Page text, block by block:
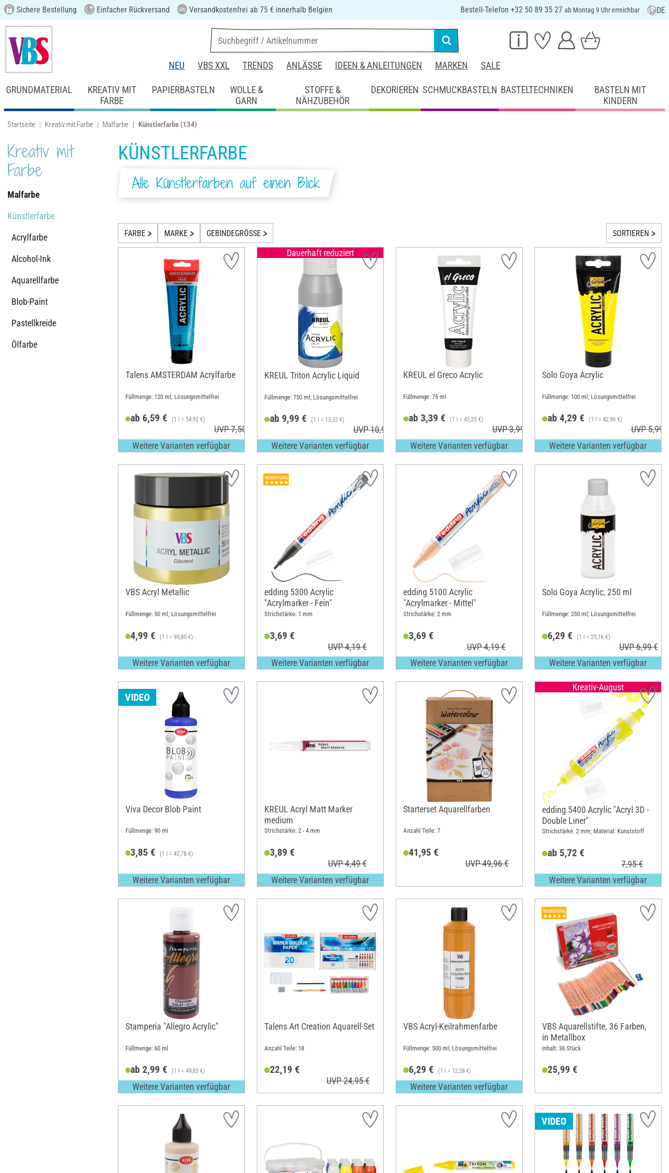
Sichere Bestellung Einfacher Rückversand Versandkostenfrei ab 75 € innerhalb Belgien Bestell-Telefon +32 50 89 35 27 ab Montag 9 Uhr erreichbar DE
NEU VBS XXL TRENDS ANLÄSSE IDEEN & ANLEITUNGEN MARKEN SALE
GRUNDMATERIAL
KREATIV MIT
FARBE
PAPIERBASTELN
WOLLE &
GARN
STOFFE &
NÄHZUBEHÖR
DEKORIEREN SCHMUCKBASTELN BASTELTECHNIKEN
BASTELN MIT
KINDERN
Startseite Kreativ mit Farbe Malfarbe Künstlerfarbe (134)
Kreativ mit
Farbe
Malfarbe
Künstlerfarbe
Acrylfarbe
Alcohol-Ink
Aquarellfarbe
Blob-Paint
Pastellkreide
Ölfarbe
KÜNSTLERFARBE
Alle Künstlerfarben auf einen Blick
FARBE MARKE GEBINDEGRÖSSE SORTIEREN
Talens AMSTERDAM Acrylfarbe
Füllmenge: 120 ml; Lösungsmittelfrei
ab 6,59 € (1 l = 54,92 €)
UVP 7,50 €
Weitere Varianten verfügbar
Dauerhaft reduziert
KREUL Triton Acrylic Liquid
Füllmenge: 750 ml; Lösungsmittelfrei
ab 9,99 € (1 l = 13,32 €)
UVP 10,99 €
Weitere Varianten verfügbar
KREUL el Greco Acrylic
Füllmenge: 75 ml
ab 3,39 € (1 l = 45,20 €)
UVP 3,99 €
Weitere Varianten verfügbar
Solo Goya Acrylic
Füllmenge: 100 ml; Lösungsmittelfrei
ab 4,29 € (1 l = 42,90 €)
UVP 5,99
Weitere Varianten verfügbar
VBS Acryl Metallic
Füllmenge: 50 ml; Lösungsmittelfrei
4,99 € (1 l = 99,80 €)
Weitere Varianten verfügbar
edding 5300 Acrylic
"Acrylmarker - Fein"
Strichstärke: 1 mm
3,69 €
UVP 4,19 €
Weitere Varianten verfügbar
edding 5100 Acrylic
"Acrylmarker - Mittel"
Strichstärke: 2 mm
3,69 €
UVP 4,19 €
Weitere Varianten verfügbar
Solo Goya Acrylic, 250 ml
Füllmenge: 250 ml; Lösungsmittelfrei
6,29 € (1 l = 25,16 €)
UVP 6,99 €
Weitere Varianten verfügbar
VIDEO
Viva Decor Blob Paint
Füllmenge: 90 ml
3,85 € (1 l = 42,78 €)
Weitere Varianten verfügbar
KREUL Acryl Matt Marker
medium
Strichstärke: 2 - 4 mm
3,89 €
UVP 4,49 €
Weitere Varianten verfügbar
Starterset Aquarellfarben
Anzahl Teile: 7
41,95 €
UVP 49,96 €
Kreativ-August
edding 5400 Acrylic "Acryl 3D -
Double Liner"
Strichstärke: 2 mm; Material: Kunststoff
ab 5,72 €
7,95 €
Weitere Varianten verfügbar
Stamperia "Allegro Acrylic"
Füllmenge: 60 ml
ab 2,99 € (1 l = 49,83 €)
Weitere Varianten verfügbar
Talens Art Creation Aquarell-Set
Anzahl Teile: 18
22,19 €
UVP 24,95 €
VBS Acryl-Keilrahmenfarbe
Füllmenge: 500 ml; Lösungsmittelfrei
6,29 € (1 l = 12,58 €)
Weitere Varianten verfügbar
VBS Aquarellstifte, 36 Farben,
in Metallbox
Inhalt: 36 Stück
25,99 €
VIDEO